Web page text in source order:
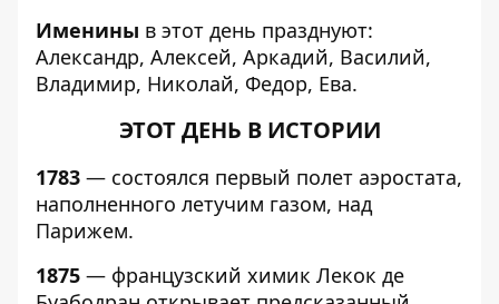
Именины в этот день празднуют:
Александр, Алексей, Аркадий, Василий,
Владимир, Николай, Федор, Ева.
ЭТОТ ДЕНЬ В ИСТОРИИ
1783 — состоялся первый полет аэростата,
наполненного летучим газом, над
Парижем.
1875 — французский химик Лекок де